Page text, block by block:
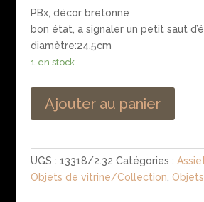
PBx, décor bretonne
bon état, a signaler un petit saut
diamètre:24.5cm
1 en stock
Ajouter au panier
UGS : 13318/2.32 Catégories :
Objets de vitrine/Collection,